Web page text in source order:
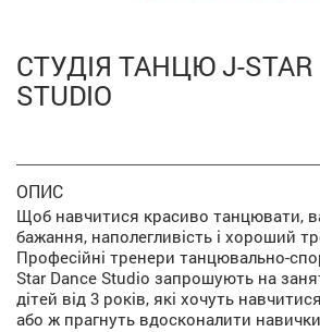
СТУДІЯ ТАНЦЮ J-STAR
STUDIO
ОПИС
Щоб навчитися красиво танцювати,
бажання, наполегливість і хороший
Професійні тренери танцювально-
Star Dance Studio запрошують на
дітей від 3 років, які хочуть
або ж прагнуть вдосконалити